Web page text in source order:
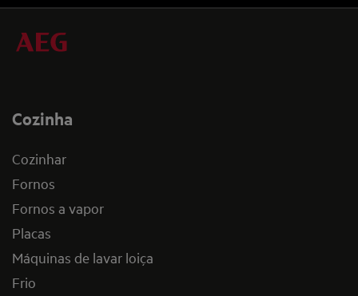
Cozinha
Cozinhar
Fornos
Fornos a vapor
Placas
Máquinas de lavar loiça
Frio